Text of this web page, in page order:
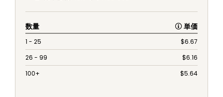
数量 単価
1 - 25 $6.67
26 - 99
$6.16
100+
$5.64